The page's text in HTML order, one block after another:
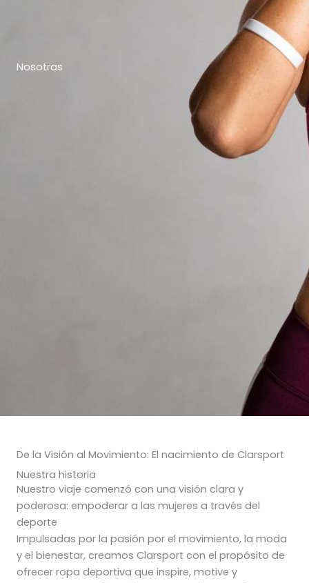
Nosotras
De la Visión al Movimiento: El nacimiento de Clarsport
Nuestra historia
Nuestro viaje comenzó con una visión clara y
poderosa: empoderar a las mujeres a través del
deporte
Impulsadas por la pasión por el movimiento, la moda
y el bienestar, creamos Clarsport con el propósito de
ofrecer ropa deportiva que inspire, motive y